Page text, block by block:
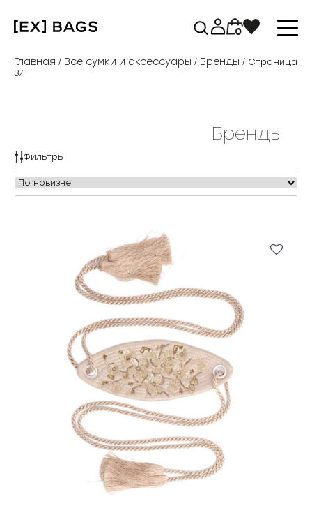
содержимому
0
Главная / Все сумки и аксессуары / Бренды / Страница
37
Бренды
Фильтры